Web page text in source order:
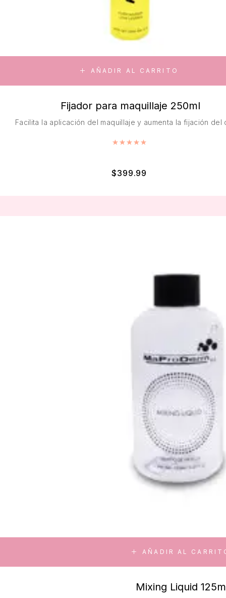
AÑADIR AL CARRITO
Fijador para maquillaje 250ml
Facilita la aplicación del maquillaje y aumenta la fijación del
Valorado con
$399.99
AÑADIR AL
Mixing Liquid